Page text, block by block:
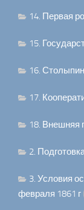
14. Первая
15.
16.
17.
18. Внешняя
2.
3. Условия
февраля 1861 г